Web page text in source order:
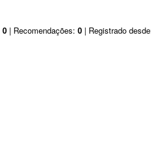
0 | Recomendações: 0 | Registrado